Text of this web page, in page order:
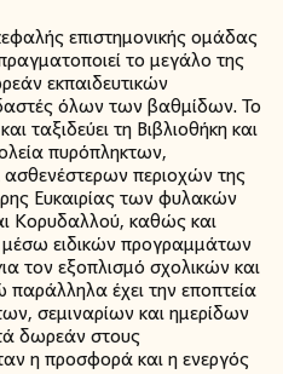
επιστημονικής ομάδας
το μεγάλο της
εκπαιδευτικών
όλων των βαθμίδων. Το
ταξιδεύει τη Βιβλιοθήκη και
πυρόπληκτων,
ασθενέστερων περιοχών της
Ευκαιρίας των φυλακών
Κορυδαλλού, καθώς και
ειδικών προγραμμάτων
τον εξοπλισμό σχολικών και
έχει την εποπτεία
σεμιναρίων και ημερίδων
δωρεάν στους
η προσφορά και η ενεργός